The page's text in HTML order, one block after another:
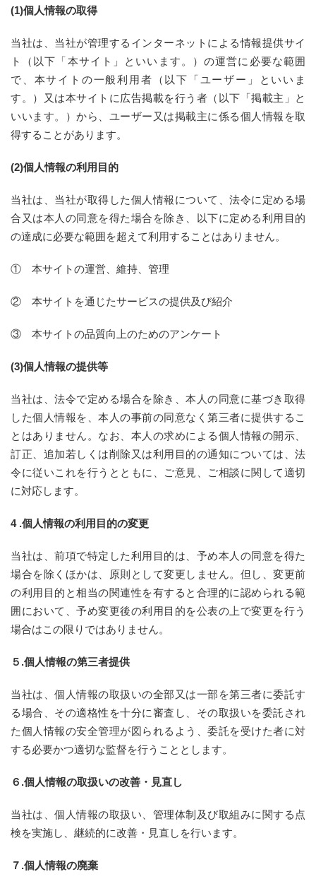
(1)個人情報の取得
当社は、当社が管理するインターネットによる情報提供サイ
ト（以下「本サイト」といいます。）の運営に必要な範囲
で、本サイトの一般利用者（以下「ユーザー」といいま
す。）又は本サイトに広告掲載を行う者（以下「掲載主」と
いいます。）から、ユーザー又は掲載主に係る個人情報を取
得することがあります。
(2)個人情報の利用目的
当社は、当社が取得した個人情報について、法令に定める場
合又は本人の同意を得た場合を除き、以下に定める利用目的
の達成に必要な範囲を超えて利用することはありません。
① 本サイトの運営、維持、管理
② 本サイトを通じたサービスの提供及び紹介
③ 本サイトの品質向上のためのアンケート
(3)個人情報の提供等
当社は、法令で定める場合を除き、本人の同意に基づき取得
した個人情報を、本人の事前の同意なく第三者に提供するこ
とはありません。なお、本人の求めによる個人情報の開示、
訂正、追加若しくは削除又は利用目的の通知については、法
令に従いこれを行うとともに、ご意見、ご相談に関して適切
に対応します。
4 .個人情報の利用目的の変更
当社は、前項で特定した利用目的は、予め本人の同意を得た
場合を除くほかは、原則として変更しません。但し、変更前
の利用目的と相当の関連性を有すると合理的に認められる範
囲において、予め変更後の利用目的を公表の上で変更を行う
場合はこの限りではありません。
５.個人情報の第三者提供
当社は、個人情報の取扱いの全部又は一部を第三者に委託す
る場合、その適格性を十分に審査し、その取扱いを委託され
た個人情報の安全管理が図られるよう、委託を受けた者に対
する必要かつ適切な監督を行うこととします。
６.個人情報の取扱いの改善・見直し
当社は、個人情報の取扱い、管理体制及び取組みに関する点
検を実施し、継続的に改善・見直しを行います。
７.個人情報の廃棄